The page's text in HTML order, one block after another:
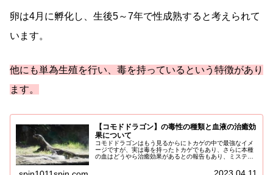
卵は4月に孵化し、生後5～7年で性成熟すると考えられて
います。
他にも単為生殖を行い、毒を持っているという特徴があり
ます。
【コモドドラゴン】の毒性の種類と血液の治癒効
果について
コモドドラゴンはもう見るからにトカゲの中で最強なイメ
ージですが、実は毒を持ったトカゲでもあり、さらに本種
の血はどうやら治癒効果があるとの報告もあり、ミステリ